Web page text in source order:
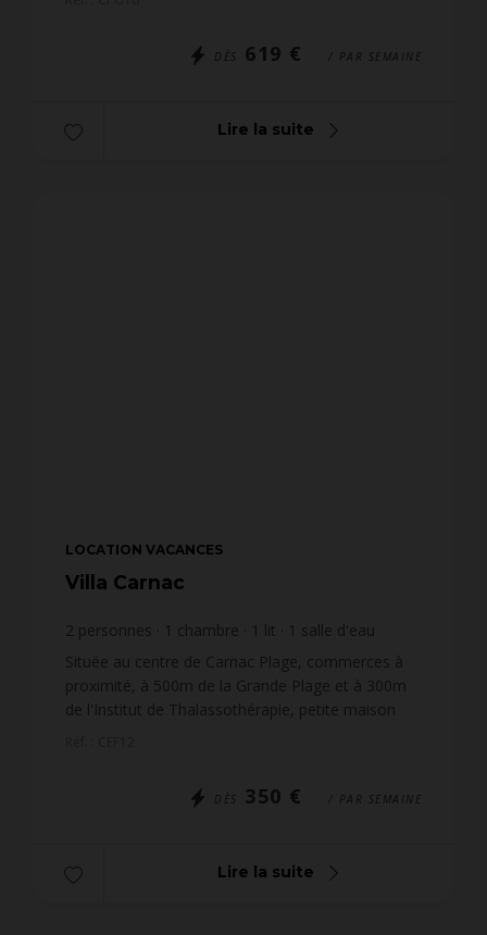
DÈS 619 € / PAR SEMAINE
Lire la suite
LOCATION VACANCES
Villa Carnac
2 personnes 1 chambre 1 lit 1 salle d'eau
Située au centre de Carnac Plage, commerces à
proximité, à 500m de la Grande Plage et à 300m
de l'Institut de Thalassothérapie, petite maison
DÈS 350 € / PAR SEMAINE
Lire la suite